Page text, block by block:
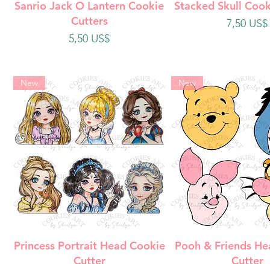
Vista rápida
Sanrio Jack O Lantern Cookie
Cutters
Precio
5,50 US$
Vista
Stacked Skull
Precio
7,50 US$
Vista rápida
New
Princess Portrait Head Cookie
Cutter
Vista
New
Pooh & Friends
Cutter